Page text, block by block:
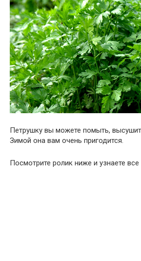
Петрушку вы можете помыть,
Зимой она вам очень пригодится.
Посмотрите ролик ниже и узнаете все